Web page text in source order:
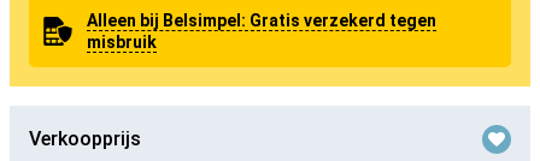
Alleen bij Belsimpel: Gratis verzekerd tegen
misbruik
Verkoopprijs